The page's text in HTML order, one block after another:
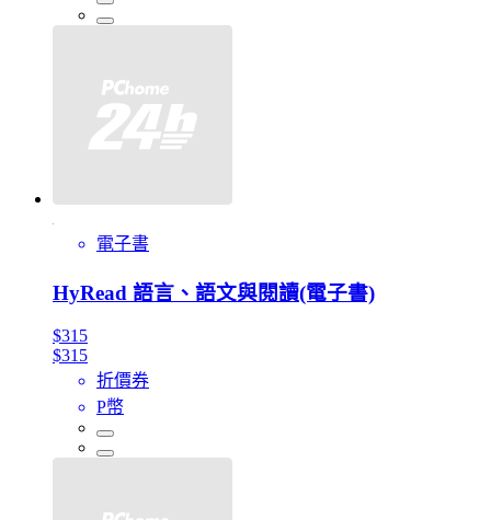
電子書
HyRead 語言、語文與閱讀(電子書)
$315
$315
折價券
P幣